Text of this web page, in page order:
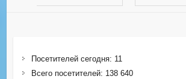
Посетителей сегодня: 11
Всего посетителей: 138 640